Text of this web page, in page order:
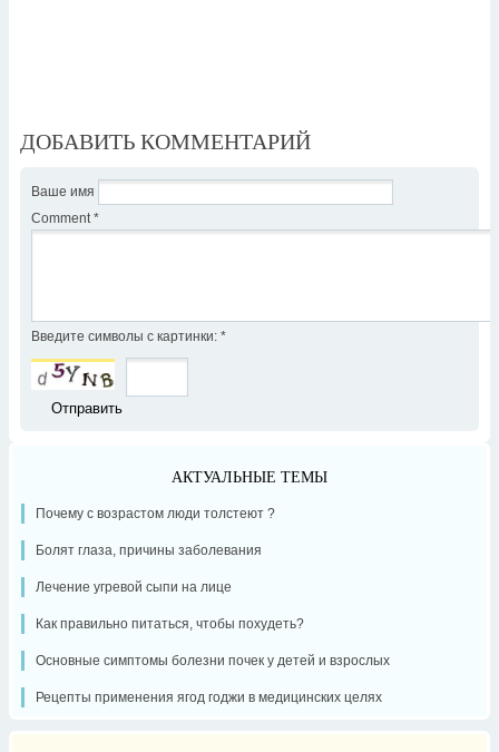
ДОБАВИТЬ КОММЕНТАРИЙ
Ваше имя
Comment *
Введите символы с картинки: *
АКТУАЛЬНЫЕ ТЕМЫ
Почему с возрастом люди толстеют ?
Болят глаза, причины заболевания
Лечение угревой сыпи на лице
Как правильно питаться, чтобы похудеть?
Основные симптомы болезни почек у детей и взрослых
Рецепты применения ягод годжи в медицинских целях